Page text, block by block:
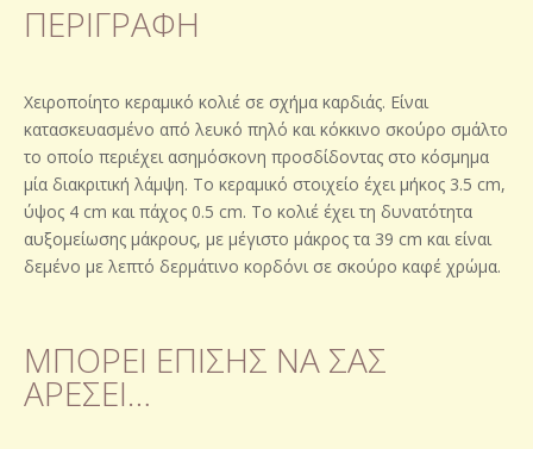
ΠΕΡΙΓΡΑΦΉ
Χειροποίητο κεραμικό κολιέ σε σχήμα καρδιάς. Είναι
κατασκευασμένο από λευκό πηλό και κόκκινο σκούρο σμάλτο
το οποίο περιέχει ασημόσκονη προσδίδοντας στο κόσμημα
μία διακριτική λάμψη. Το κεραμικό στοιχείο έχει μήκος 3.5 cm,
ύψος 4 cm και πάχος 0.5 cm. Το κολιέ έχει τη δυνατότητα
αυξομείωσης μάκρους, με μέγιστο μάκρος τα 39 cm και είναι
δεμένο με λεπτό δερμάτινο κορδόνι σε σκούρο καφέ χρώμα.
ΜΠΟΡΕΊ ΕΠΊΣΗΣ ΝΑ ΣΑΣ
ΑΡΈΣΕΙ…